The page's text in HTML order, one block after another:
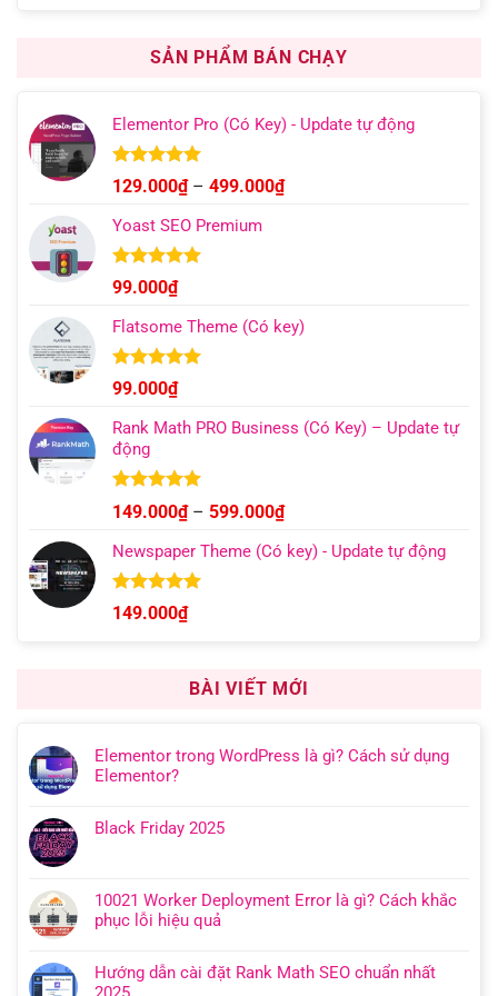
1.000.000₫.
là:
599.000₫.
SẢN PHẨM BÁN CHẠY
Elementor Pro (Có Key) - Update tự động
Được xếp
hạng 4.93
5 sao
129.000₫ – 499.000₫Khoảng
Yoast SEO Premium
Được xếp
hạng 4.96
5 sao
99.000₫
Flatsome Theme (Có key)
Được xếp
hạng 4.95
5 sao
99.000₫
Rank Math PRO Business (Có Key) – Update tự
động
Được xếp
hạng5.00
5 sao
149.000₫ – 599.000₫Khoảng
từ
Newspaper Theme (Có key) - Update tự động
Được xếp
hạng4.92
149.000₫
BÀI VIẾT MỚI
Elementor trong WordPress là gì? Cách sử dụng
Elementor?
Black Friday 2025
10021 Worker Deployment Error là gì? Cách khắc
phục lỗi hiệu quả
Hướng dẫn cài đặt Rank Math SEO chuẩn nhất